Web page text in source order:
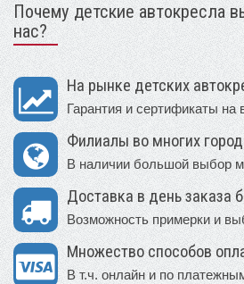
Почему детские автокресла
нас?
На рынке детских
Гарантия и сертификаты на
Филиалы во многих
В наличии большой выбор
Доставка в день заказа
Возможность примерки и
Множество способов
В т.ч. онлайн и по